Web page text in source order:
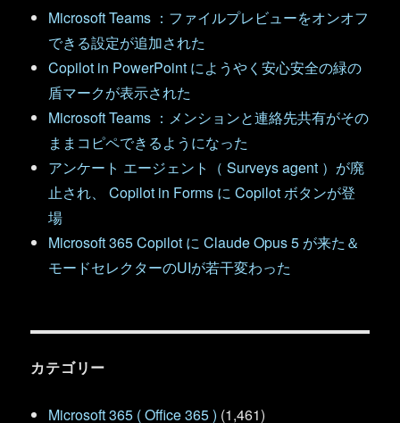
Microsoft Teams ：ファイルプレビューをオンオフ
できる設定が追加された
Copilot in PowerPoint にようやく安心安全の緑の
盾マークが表示された
Microsoft Teams ：メンションと連絡先共有がその
ままコピペできるようになった
アンケート エージェント（ Surveys agent ）が廃
止され、 Copilot in Forms に Copilot ボタンが登
場
Microsoft 365 Copilot に Claude Opus 5 が来た＆
モードセレクターのUIが若干変わった
カテゴリー
Microsoft 365 ( Office 365 ) (1,461)